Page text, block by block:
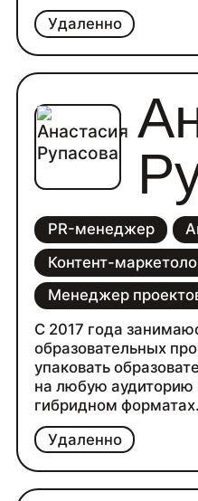
Удаленно
Удаленно
PR-менеджер
Контент-
Менеджер
С 2017 года
образовательных
упаковать
на любую аудиторию
гибридном
коммуникационную
услуги в digital